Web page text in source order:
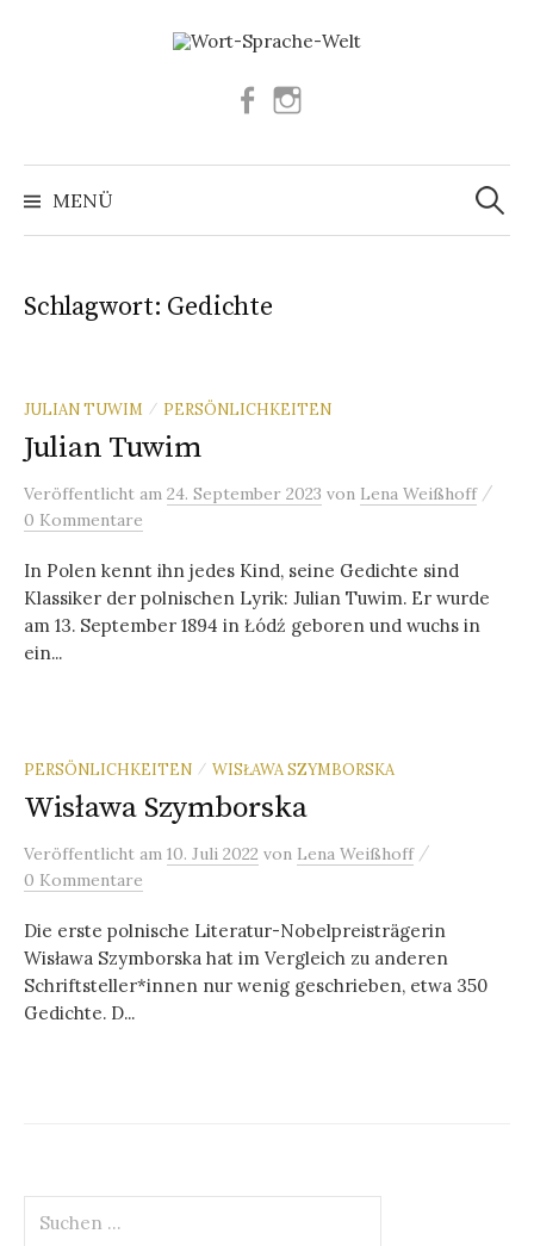
Facebook
MENÜ
Suchen
nach:
Schlagwort: Gedichte
JULIAN TUWIM / PERSÖNLICHKEITEN
Julian Tuwim
Veröffentlicht am 24. September 2023 von Lena Weißhoff /
0 Kommentare
In Polen kennt ihn jedes Kind, seine Gedichte sind
Klassiker der polnischen Lyrik: Julian Tuwim. Er wurde
am 13. September 1894 in Łódź geboren und wuchs in
ein...
PERSÖNLICHKEITEN / WISŁAWA SZYMBORSKA
Wisława Szymborska
Veröffentlicht am 10. Juli 2022 von Lena Weißhoff /
0 Kommentare
Die erste polnische Literatur-Nobelpreisträgerin
Wisława Szymborska hat im Vergleich zu anderen
Schriftsteller*innen nur wenig geschrieben, etwa 350
Gedichte. D...
nach: